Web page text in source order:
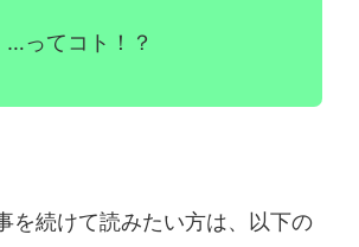
…ってコト！？
を続けて読みたい方は、以下の